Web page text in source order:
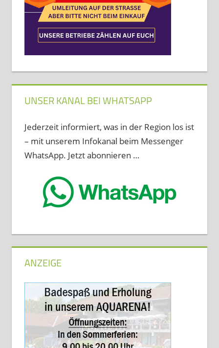
UNSER KANAL BEI WHATSAPP
Jederzeit informiert, was in der Region los ist
– mit unserem Infokanal beim Messenger
WhatsApp. Jetzt abonnieren …
ANZEIGE